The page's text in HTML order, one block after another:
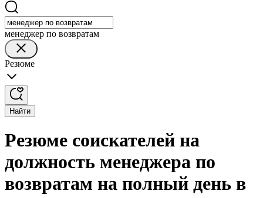
менеджер по возвратам
Резюме
Найти
Резюме соискателей на
должность менеджера по
возвратам на полный день в